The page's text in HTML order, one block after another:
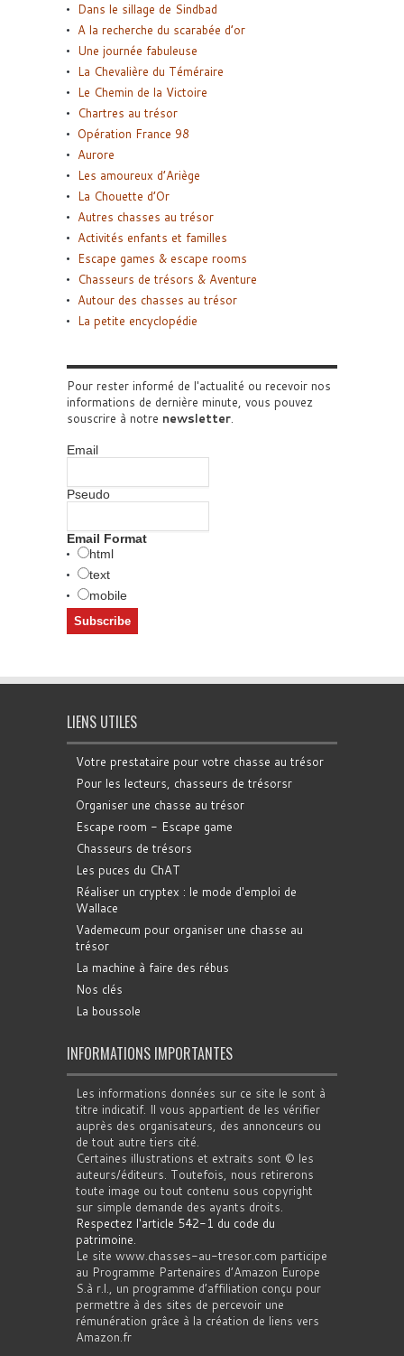
Dans le sillage de Sindbad
A la recherche du scarabée d’or
Une journée fabuleuse
La Chevalière du Téméraire
Le Chemin de la Victoire
Chartres au trésor
Opération France 98
Aurore
Les amoureux d’Ariège
La Chouette d’Or
Autres chasses au trésor
Activités enfants et familles
Escape games & escape rooms
Chasseurs de trésors & Aventure
Autour des chasses au trésor
La petite encyclopédie
Pour rester informé de l'actualité ou recevoir nos
informations de dernière minute, vous pouvez
souscrire à notre newsletter.
Email
Pseudo
Email Format
html
text
mobile
LIENS UTILES
Votre prestataire pour votre chasse au trésor
Pour les lecteurs, chasseurs de trésorsr
Organiser une chasse au trésor
Escape room - Escape game
Chasseurs de trésors
Les puces du ChAT
Réaliser un cryptex : le mode d'emploi de
Wallace
Vademecum pour organiser une chasse au
trésor
La machine à faire des rébus
Nos clés
La boussole
INFORMATIONS IMPORTANTES
Les informations données sur ce site le sont à
titre indicatif. Il vous appartient de les vérifier
auprès des organisateurs, des annonceurs ou
de tout autre tiers cité.
Certaines illustrations et extraits sont © les
auteurs/éditeurs. Toutefois, nous retirerons
toute image ou tout contenu sous copyright
sur simple demande des ayants droits.
Respectez l'article 542-1 du code du
patrimoine.
Le site www.chasses-au-tresor.com participe
au Programme Partenaires d’Amazon Europe
S.à r.l., un programme d’affiliation conçu pour
permettre à des sites de percevoir une
rémunération grâce à la création de liens vers
Amazon.fr